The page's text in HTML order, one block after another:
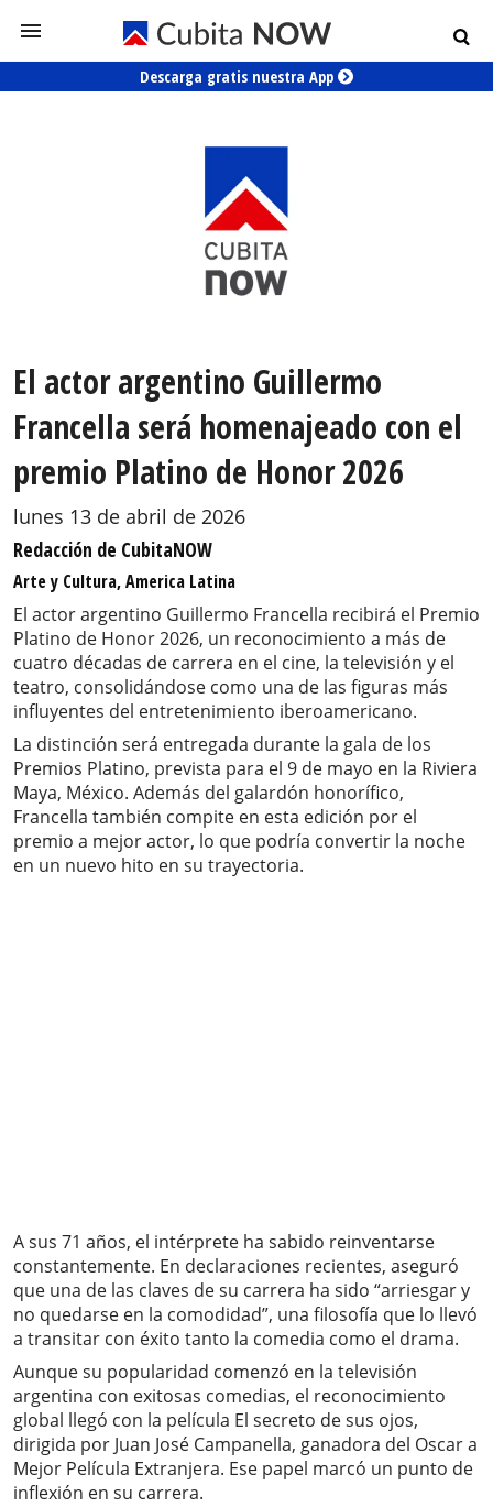
Descarga gratis nuestra App
El actor argentino Guillermo
Francella será homenajeado con el
premio Platino de Honor 2026
lunes 13 de abril de 2026
Redacción de CubitaNOW
Arte y Cultura, America Latina
El actor argentino Guillermo Francella recibirá el Premio
Platino de Honor 2026, un reconocimiento a más de
cuatro décadas de carrera en el cine, la televisión y el
teatro, consolidándose como una de las figuras más
influyentes del entretenimiento iberoamericano.
La distinción será entregada durante la gala de los
Premios Platino, prevista para el 9 de mayo en la Riviera
Maya, México. Además del galardón honorífico,
Francella también compite en esta edición por el
premio a mejor actor, lo que podría convertir la noche
en un nuevo hito en su trayectoria.
A sus 71 años, el intérprete ha sabido reinventarse
constantemente. En declaraciones recientes, aseguró
que una de las claves de su carrera ha sido “arriesgar y
no quedarse en la comodidad”, una filosofía que lo llevó
a transitar con éxito tanto la comedia como el drama.
Aunque su popularidad comenzó en la televisión
argentina con exitosas comedias, el reconocimiento
global llegó con la película El secreto de sus ojos,
dirigida por Juan José Campanella, ganadora del Oscar a
Mejor Película Extranjera. Ese papel marcó un punto de
inflexión en su carrera.